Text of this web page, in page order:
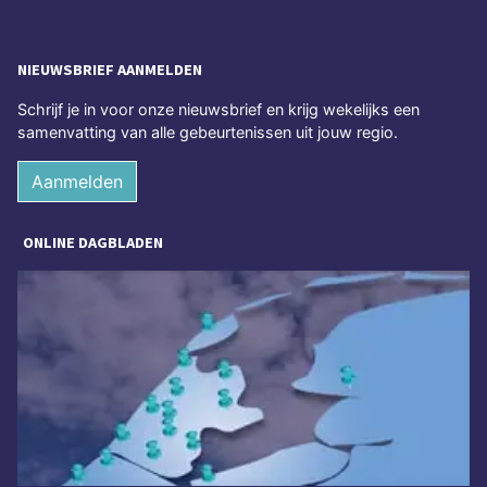
NIEUWSBRIEF AANMELDEN
Schrijf je in voor onze nieuwsbrief en krijg wekelijks een
samenvatting van alle gebeurtenissen uit jouw regio.
Aanmelden
ONLINE DAGBLADEN